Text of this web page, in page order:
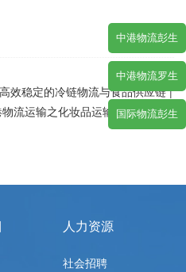
中港物流彭生
中港物流罗生
国际物流彭生
效稳定的冷链物流与食品供应链|
流运输之化妆品运输
人力资源
社会招聘